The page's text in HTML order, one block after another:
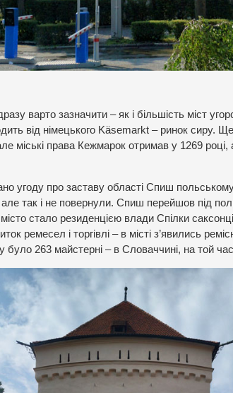
варто зазначити – як і більшість міст
від німецького Käsemarkt – ринок сиру.
міські права Кежмарок отримав у 1269 році,
угоду про заставу області Спиш
так і не повернули. Спиш перейшов під
стало резиденцією влади Спілки
ремесел і торгівлі – в місті з’явились
було 263 майстерні – в Словаччині, на той